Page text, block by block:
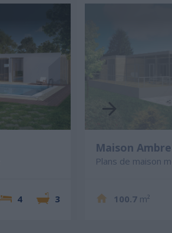
4 3
Maison Ambre
Plans de maison
100.7 m²